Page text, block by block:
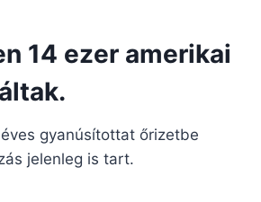
14 ezer amerikai
gyanúsítottat őrizetbe
jelenleg is tart.